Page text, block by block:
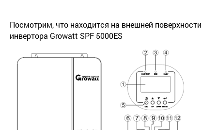
Посмотрим, что находится на внешней поверхности
инвертора Growatt SPF 5000ES